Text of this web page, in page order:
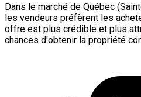
Dans le marché de Québec
les vendeurs préfèrent les
offre est plus crédible et plus
chances d'obtenir la propriété